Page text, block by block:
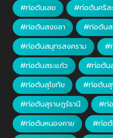
#ท่อตันเลย
#ท่อตันศรีส
#ท่อตันสงขลา
#ท่อตัน
#ท่อตันสมุทรสงคราม
#
#ท่อตันสระแก้ว
#ท่อตัน
#ท่อตันสุโขทัย
#ท่อตัน
#ท่อตันสุราษฎร์ธานี
#ท่
#ท่อตันหนองคาย
#ท่อ